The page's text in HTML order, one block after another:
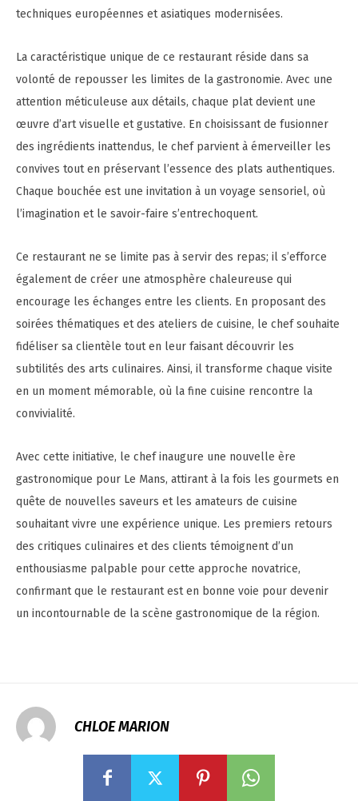
techniques européennes et asiatiques modernisées.
La caractéristique unique de ce restaurant réside dans sa
volonté de repousser les limites de la gastronomie. Avec une
attention méticuleuse aux détails, chaque plat devient une
œuvre d’art visuelle et gustative. En choisissant de fusionner
des ingrédients inattendus, le chef parvient à émerveiller les
convives tout en préservant l’essence des plats authentiques.
Chaque bouchée est une invitation à un voyage sensoriel, où
l’imagination et le savoir-faire s’entrechoquent.
Ce restaurant ne se limite pas à servir des repas; il s’efforce
également de créer une atmosphère chaleureuse qui
encourage les échanges entre les clients. En proposant des
soirées thématiques et des ateliers de cuisine, le chef souhaite
fidéliser sa clientèle tout en leur faisant découvrir les
subtilités des arts culinaires. Ainsi, il transforme chaque visite
en un moment mémorable, où la fine cuisine rencontre la
convivialité.
Avec cette initiative, le chef inaugure une nouvelle ère
gastronomique pour Le Mans, attirant à la fois les gourmets en
quête de nouvelles saveurs et les amateurs de cuisine
souhaitant vivre une expérience unique. Les premiers retours
des critiques culinaires et des clients témoignent d’un
enthousiasme palpable pour cette approche novatrice,
confirmant que le restaurant est en bonne voie pour devenir
un incontournable de la scène gastronomique de la région.
CHLOE MARION